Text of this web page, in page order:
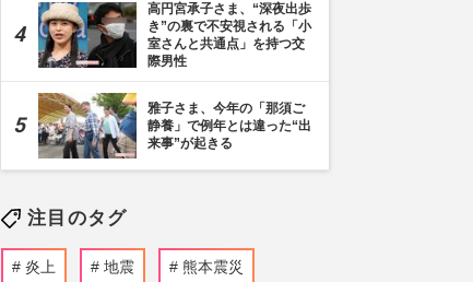
高円宮承子さま、“深夜出歩
き”の裏で不安視される「小
室さんと共通点」を持つ交
際男性
雅子さま、今年の「那須ご
静養」で例年とは違った“出
来事”が起きる
注目のタグ
炎上 地震 熊本震災